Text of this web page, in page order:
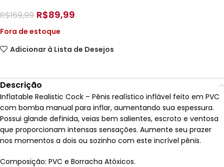
R$169,99 R$89,99
Fora de estoque
Adicionar à Lista de Desejos
Descrição
Inflatable Realistic Cock – Pênis realístico inflável feito em PVC
com bomba manual para inflar, aumentando sua espessura.
Possui glande definida, veias bem salientes, escroto e ventosa
que proporcionam intensas sensações. Aumente seu prazer
nos momentos a dois ou sozinho com este incrível pênis.
Composição: PVC e Borracha Atóxicos.